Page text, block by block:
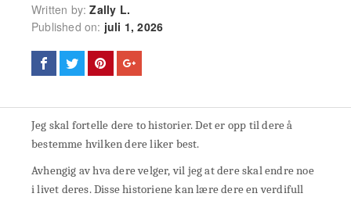
Written by:Zally L.
Published on: juli 1, 2026
Jeg skal fortelle dere to historier. Det er opp til dere å
bestemme hvilken dere liker best.
Avhengig av hva dere velger, vil jeg at dere skal endre noe
i livet deres. Disse historiene kan lære dere en verdifull